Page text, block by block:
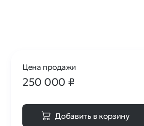
Цена продажи
250 000 ₽
Добавить в корзину